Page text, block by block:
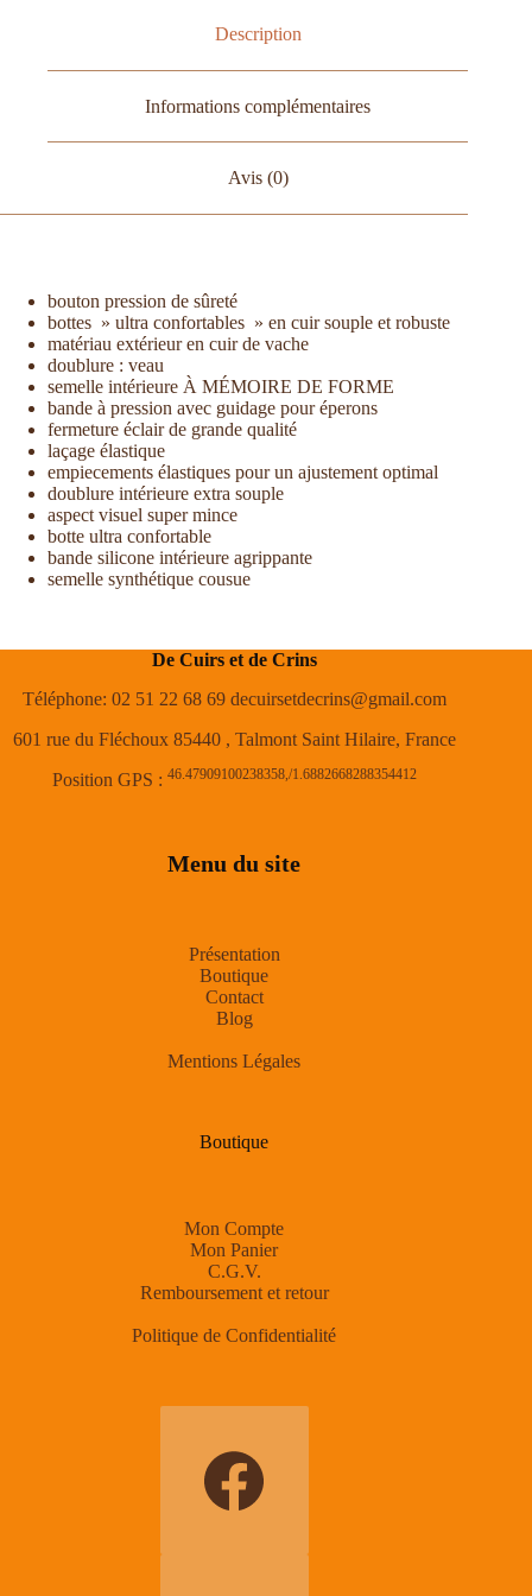
Description
Informations complémentaires
Avis (0)
bouton pression de sûreté
bottes » ultra confortables » en cuir souple et robuste
matériau extérieur en cuir de vache
doublure : veau
semelle intérieure À MÉMOIRE DE FORME
bande à pression avec guidage pour éperons
fermeture éclair de grande qualité
laçage élastique
empiecements élastiques pour un ajustement optimal
doublure intérieure extra souple
aspect visuel super mince
botte ultra confortable
bande silicone intérieure agrippante
semelle synthétique cousue
De Cuirs et de Crins
Téléphone: 02 51 22 68 69 decuirsetdecrins@gmail.com
601 rue du Fléchoux 85440 , Talmont Saint Hilaire, France
Position GPS : 46.47909100238358,/1.6882668288354412
Menu du site
Présentation
Boutique
Contact
Blog
Mentions Légales
Boutique
Mon Compte
Mon Panier
C.G.V.
Remboursement et retour
Politique de Confidentialité